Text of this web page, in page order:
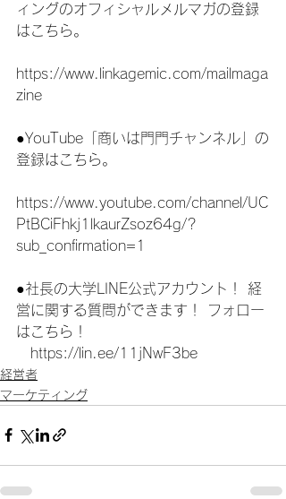
ィングのオフィシャルメルマガの登録
はこちら。
https://www.linkagemic.com/mailmaga
zine
●YouTube「商いは門門チャンネル」の
登録はこちら。
https://www.youtube.com/channel/UC
PtBCiFhkj1lkaurZsoz64g/?
sub_confirmation=1
●社長の大学LINE公式アカウント！ 経
営に関する質問ができます！ フォロー
はこちら！
https://lin.ee/11jNwF3be
経営者
マーケティング